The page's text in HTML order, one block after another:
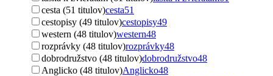
cesta (51 titulov)cesta51
cestopisy (49 titulov)cestopisy49
western (48 titulov)western48
rozprávky (48 titulov)rozprávky48
dobrodružstvo (48 titulov)dobrodružstvo48
Anglicko (48 titulov)Anglicko48